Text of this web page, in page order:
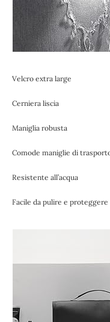
Velcro extra large
Cerniera liscia
Maniglia robusta
Comode maniglie di
Resistente all’acqua
Facile da pulire e